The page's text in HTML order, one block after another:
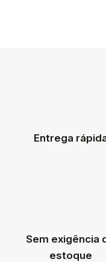
Entrega
Sem exigência
estoque